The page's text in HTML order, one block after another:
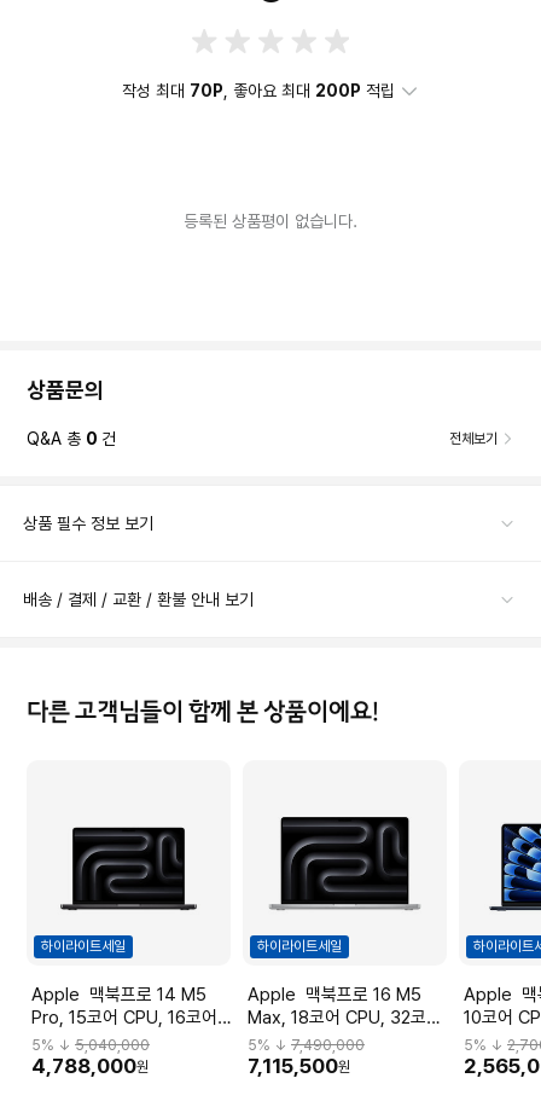
작성 최대 70P, 좋아요 최대 200P 적립
등록된 상품평이 없습니다.
상품문의
Q&A 총 0 건 전체보기
상품 필수 정보 보기
배송 / 결제 / 교환 / 환불 안내 보기
다른 고객님들이 함께 본 상품이에요!
하이라이트세일
Apple 맥북프로 14 M5
Pro, 15코어 CPU, 16코어
GPU, 24GB RAM, 2TB
SSD - 스페이스 블랙
5% ↓ 5,040,000
4,788,000원
하이라이트세일
Apple 맥북프로 16 M5
Max, 18코어 CPU, 32코어
GPU, 36GB RAM, 2TB
SSD - 실버
5% ↓7,490,000
7,115,500원
하이라이트
Apple 맥북에어 13 M5,
10코어
16GB
드나이트
5% ↓